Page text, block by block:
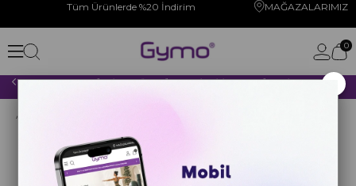
Tüm Ürünlerde %20 İndirim MAĞAZALARIMIZ
0
2000 TL VE ÜZERİ YAPACAĞINIZ TÜM ALIŞVERİŞLERİNİZDE KARGO ÜCRETSİZ!
Anasayfa